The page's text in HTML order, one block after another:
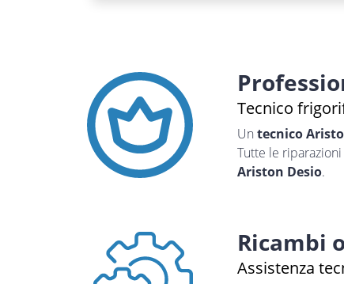
Tecnico
Un tecnico
Tutte le
Ariston Desio.
Ricambi
Assistenza